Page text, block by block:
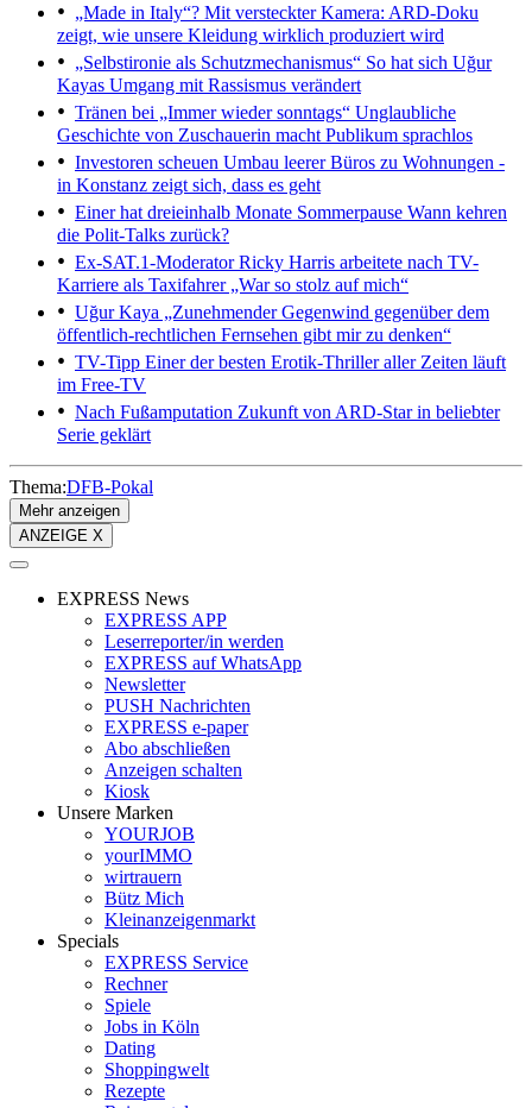
„Made in Italy“? Mit versteckter Kamera: ARD-Doku
zeigt, wie unsere Kleidung wirklich produziert wird
„Selbstironie als Schutzmechanismus“ So hat sich Uğur
Kayas Umgang mit Rassismus verändert
Tränen bei „Immer wieder sonntags“ Unglaubliche
Geschichte von Zuschauerin macht Publikum sprachlos
Investoren scheuen Umbau leerer Büros zu Wohnungen -
in Konstanz zeigt sich, dass es geht
Einer hat dreieinhalb Monate Sommerpause Wann kehren
die Polit-Talks zurück?
Ex-SAT.1-Moderator Ricky Harris arbeitete nach TV-
Karriere als Taxifahrer„War so stolz auf mich“
Uğur Kaya „Zunehmender Gegenwind gegenüber dem
öffentlich-rechtlichen Fernsehen gibt mir zu denken“
TV-Tipp Einer der besten Erotik-Thriller aller Zeiten läuft
im Free-TV
Nach Fußamputation Zukunft von ARD-Star in beliebter
Serie geklärt
Thema:DFB-Pokal
Mehr anzeigen
ANZEIGE X
EXPRESS News
EXPRESS APP
Leserreporter/in werden
EXPRESS auf WhatsApp
Newsletter
PUSH Nachrichten
EXPRESS e-paper
Abo abschließen
Anzeigen schalten
Kiosk
Unsere Marken
YOURJOB
yourIMMO
wirtrauern
Bütz Mich
Kleinanzeigenmarkt
Specials
EXPRESS Service
Rechner
Spiele
Jobs in Köln
Dating
Shoppingwelt
Rezepte